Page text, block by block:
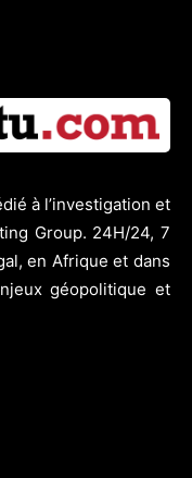
à l’investigation et
Group. 24H/24, 7
en Afrique et dans
géopolitique et